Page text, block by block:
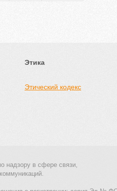
Этика
Этический кодекс
надзору в сфере связи,